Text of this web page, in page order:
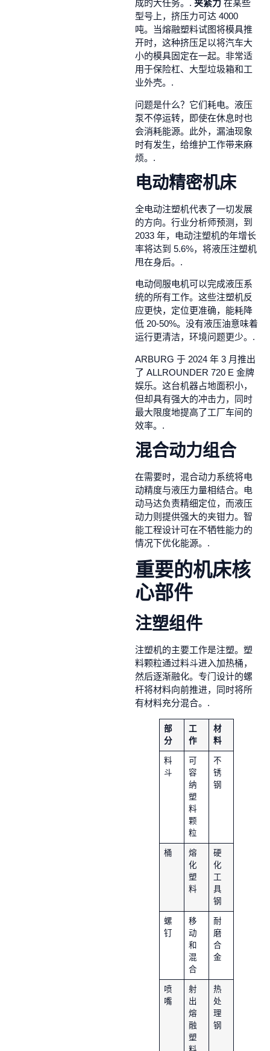
成的大任务。. 夹紧力 在某些
型号上，挤压力可达 4000
吨。当熔融塑料试图将模具推
开时，这种挤压足以将汽车大
小的模具固定在一起。非常适
用于保险杠、大型垃圾箱和工
业外壳。.
问题是什么？它们耗电。液压
泵不停运转，即使在休息时也
会消耗能源。此外，漏油现象
时有发生，给维护工作带来麻
烦。.
电动精密机床
全电动注塑机代表了一切发展
的方向。行业分析师预测，到
2033 年，电动注塑机的年增长
率将达到 5.6%，将液压注塑机
甩在身后。.
电动伺服电机可以完成液压系
统的所有工作。这些注塑机反
应更快，定位更准确，能耗降
低 20-50%。没有液压油意味着
运行更清洁，环境问题更少。.
ARBURG 于 2024 年 3 月推出
了 ALLROUNDER 720 E 金牌
娱乐。这台机器占地面积小，
但却具有强大的冲击力，同时
最大限度地提高了工厂车间的
效率。.
混合动力组合
在需要时，混合动力系统将电
动精度与液压力量相结合。电
动马达负责精细定位，而液压
动力则提供强大的夹钳力。智
能工程设计可在不牺牲能力的
情况下优化能源。.
重要的机床核
心部件
注塑组件
注塑机的主要工作是注塑。塑
料颗粒通过料斗进入加热桶，
然后逐渐融化。专门设计的螺
杆将材料向前推进，同时将所
有材料充分混合。.
部
分
工
作
材
料
料
斗
可
容
纳
塑
料
颗
粒
不
锈
钢
桶
熔
化
塑
料
硬
化
工
具
钢
螺
钉
移
动
和
混
合
耐
磨
合
金
喷
嘴
射
出
熔
融
塑
热
处
理
钢